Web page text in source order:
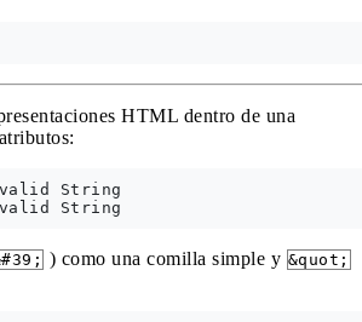
HTML dentro de una
String
) como una comilla simple y &quot;